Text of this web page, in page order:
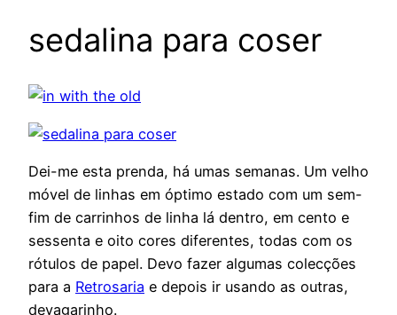
sedalina para coser
Dei-me esta prenda, há umas semanas. Um velho
móvel de linhas em óptimo estado com um sem-
fim de carrinhos de linha lá dentro, em cento e
sessenta e oito cores diferentes, todas com os
rótulos de papel. Devo fazer algumas colecções
para a Retrosaria e depois ir usando as outras,
devagarinho.